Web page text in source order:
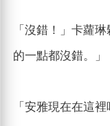
「沒錯！」卡蘿
的一點都沒錯。」
「安雅現在在這